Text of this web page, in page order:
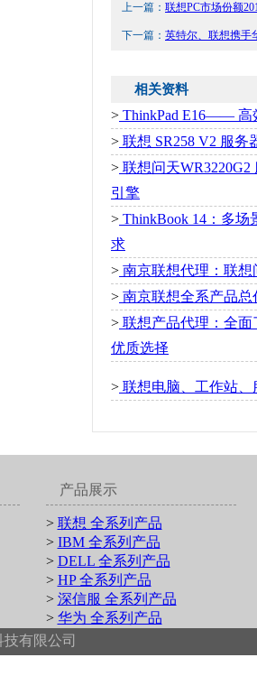
上一篇： 联想PC市场份额
下一篇： 英特尔、联想携手
相关资料
> ThinkPad E16—— 高
> 联想 SR258 V2 服
> 联想问天
引擎
> ThinkBook 14：多
求
> 南京联想代理：联想
> 南京联想全系产品
> 联想产品代理：全
优质选择
> 联想电脑、工作站
产品展示
> 联想 全系列产品
> IBM 全系列产品
> DELL 全系列产品
> HP 全系列产品
> 深信服 全系列产品
> 华为 全系列产品
有限公司